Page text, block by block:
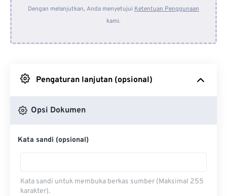
Dari Dropbox
Dengan melanjutkan, Anda menyetujui Ketentuan Penggunaan
kami.
Pengaturan lanjutan (opsional)
Opsi Dokumen
Kata sandi (opsional)
Kata sandi untuk membuka berkas sumber (Maksimal 255
karakter).